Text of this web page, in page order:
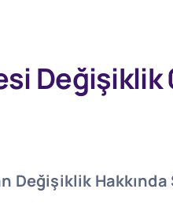
Değişiklik